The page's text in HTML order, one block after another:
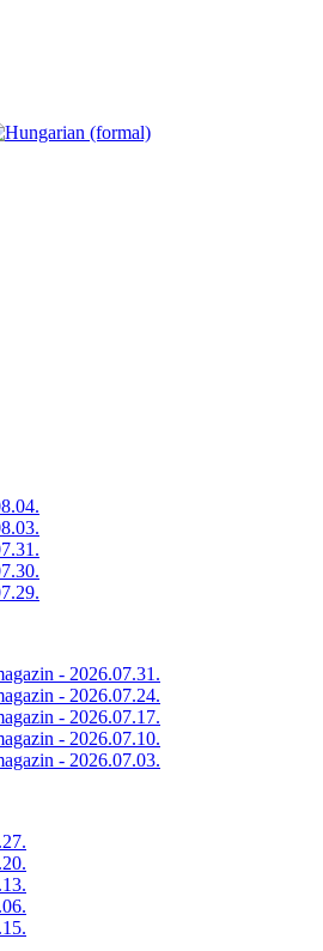
- 2026.07.31.
- 2026.07.24.
- 2026.07.17.
- 2026.07.10.
- 2026.07.03.